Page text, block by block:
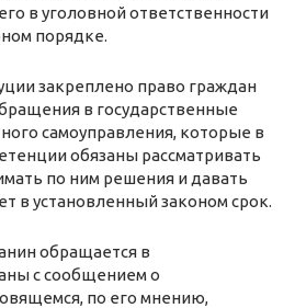
в уголовной ответственности
порядке.
закреплено право граждан
в государственные
самоуправления, которые в
обязаны рассматривать
по ним решения и давать
в установленный законом срок.
обращается в
с сообщением о
по его мнению,